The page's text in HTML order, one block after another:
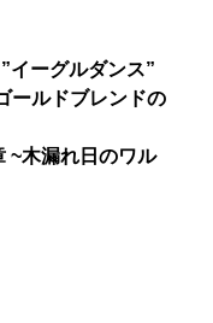
イーグルダンス”
ールドブレンドの
~木漏れ日のワル